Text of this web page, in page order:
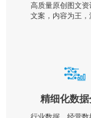
高质量原创图文资
文案，内容为王，
精细化数